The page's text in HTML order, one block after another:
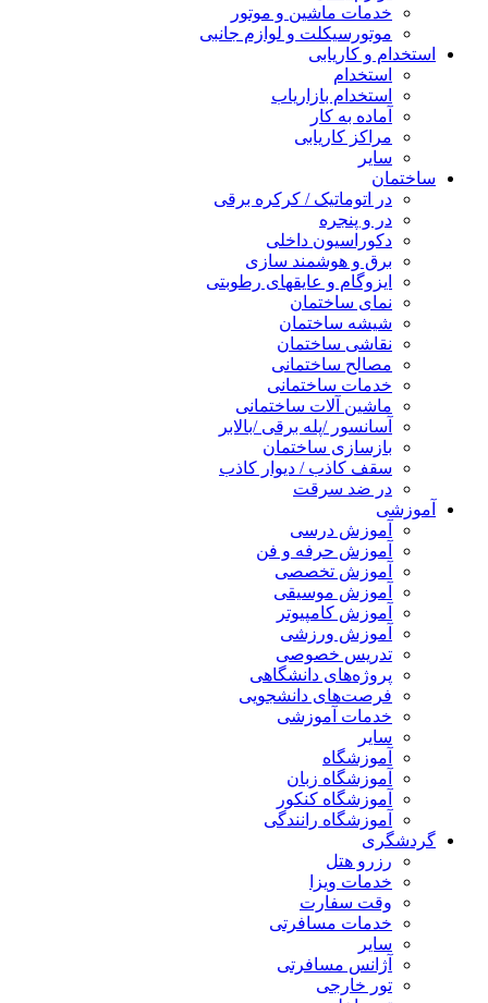
خدمات ماشین و موتور
موتورسیکلت و لوازم جانبی
استخدام و کاریابی
استخدام
استخدام بازاریاب
آماده به کار
مراکز کاریابی
سایر
ساختمان
در اتوماتیک / کرکره برقی
در و پنجره
دکوراسیون داخلی
برق و هوشمند سازی
ایزوگام و عایقهای رطوبتی
نمای ساختمان
شیشه ساختمان
نقاشی ساختمان
مصالح ساختمانی
خدمات ساختمانی
ماشین آلات ساختمانی
آسانسور /پله برقی /بالابر
بازسازی ساختمان
سقف کاذب / دیوار کاذب
در ضد سرقت
آموزشی
آموزش درسی
آموزش حرفه و فن
آموزش تخصصی
آموزش موسیقی
آموزش کامپیوتر
آموزش ورزشی
تدریس خصوصی
پروژه‌های دانشگاهی
فرصت‌های دانشجویی
خدمات آموزشی
سایر
آموزشگاه
آموزشگاه زبان
آموزشگاه کنکور
آموزشگاه رانندگی
گردشگری
رزرو هتل
خدمات ویزا
وقت سفارت
خدمات مسافرتی
سایر
آژانس مسافرتی
تور خارجی